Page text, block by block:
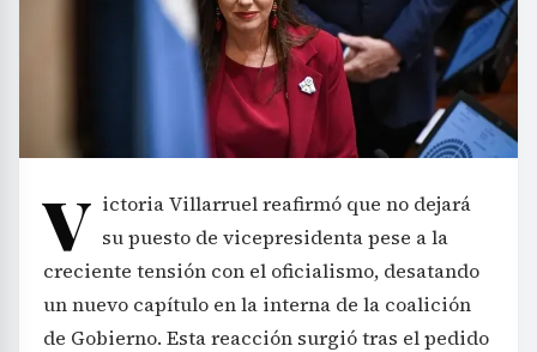
V ictoria Villarruel reafirmó que no dejará
su puesto de vicepresidenta pese a la
creciente tensión con el oficialismo, desatando
un nuevo capítulo en la interna de la coalición
de Gobierno. Esta reacción surgió tras el pedido